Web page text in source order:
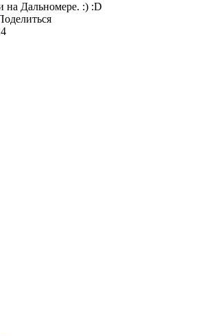
на Дальномере. :) :D